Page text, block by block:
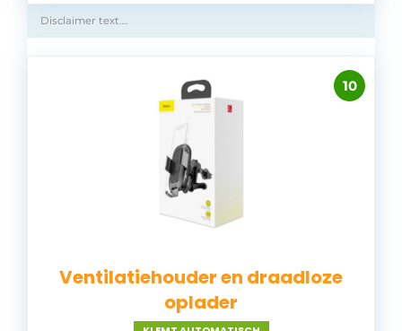
Disclaimer text….
10
Ventilatiehouder en draadloze
oplader